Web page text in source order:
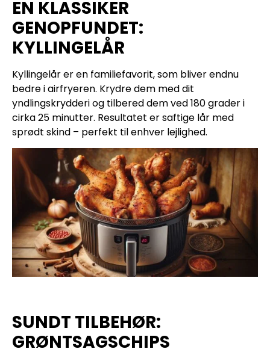
EN KLASSIKER
GENOPFUNDET:
KYLLINGELÅR
Kyllingelår er en familiefavorit, som bliver endnu
bedre i airfryeren. Krydre dem med dit
yndlingskrydderi og tilbered dem ved 180 grader i
cirka 25 minutter. Resultatet er saftige lår med
sprødt skind – perfekt til enhver lejlighed.
SUNDT TILBEHØR:
GRØNTSAGSCHIPS